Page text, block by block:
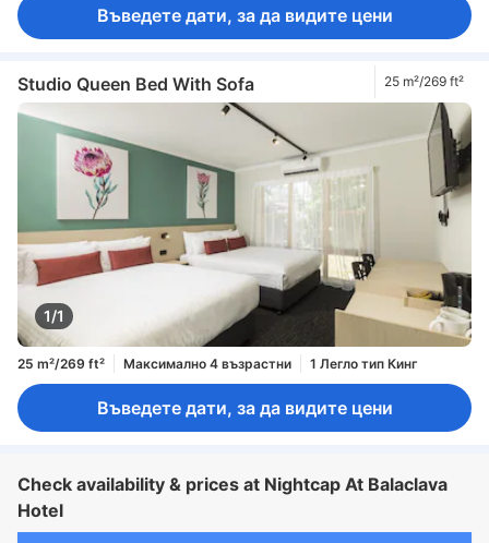
Въведете дати, за да видите цени
Studio Queen Bed With Sofa 25 m²/269 ft²
1/1
25 m²/269 ft² Максимално 4 възрастни 1 Легло тип Кинг
Въведете дати, за да видите цени
Check availability & prices at Nightcap At Balaclava
Hotel